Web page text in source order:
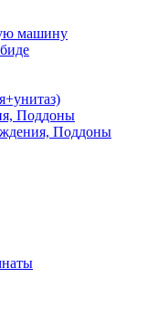
машину
Поддоны
Поддоны